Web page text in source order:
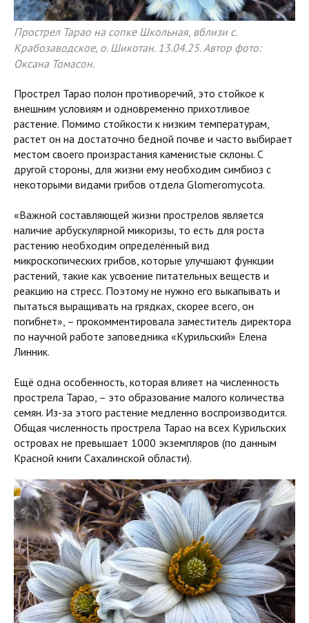
Прострел Тарао на сопке Школьная, вблизи с.
Крабозаводское, о. Шикотан. 13.04.25. Автор фото:
Оксана Томасон.
Прострел Тарао полон противоречий, это стойкое к
внешним условиям и одновременно прихотливое
растение. Помимо стойкости к низким температурам,
растет он на достаточно бедной почве и часто выбирает
местом своего произрастания каменистые склоны. С
другой стороны, для жизни ему необходим симбиоз с
некоторыми видами грибов отдела Glomeromycota.
«Важной составляющей жизни прострелов является
наличие арбускулярной микоризы, то есть для роста
растению необходим определённый вид
микроскопических грибов, которые улучшают функции
растений, такие как усвоение питательных веществ и
реакцию на стресс. Поэтому не нужно его выкапывать и
пытаться выращивать на грядках, скорее всего, он
погибнет», – прокомментировала заместитель директора
по научной работе заповедника «Курильский» Елена
Линник.
Ещё одна особенность, которая влияет на численность
прострела Тарао, – это образование малого количества
семян. Из-за этого растение медленно воспроизводится.
Общая численность прострела Тарао на всех Курильских
островах не превышает 1000 экземпляров (по данным
Красной книги Сахалинской области).